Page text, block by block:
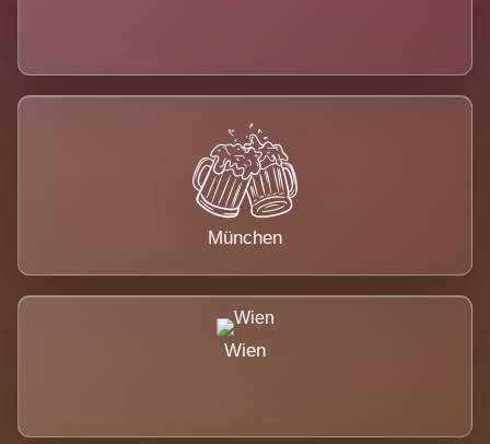
München
Wien